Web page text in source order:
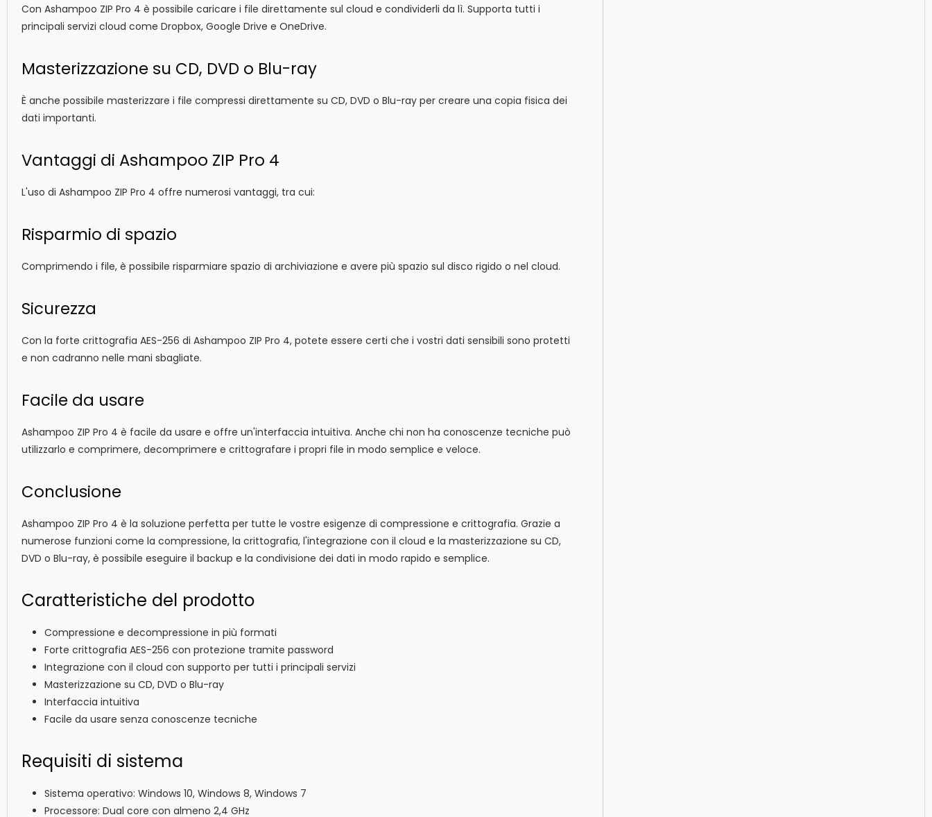
Con Ashampoo ZIP Pro 4 è possibile caricare i file direttamente sul cloud e condividerli da lì. Supporta tutti i
principali servizi cloud come Dropbox, Google Drive e OneDrive.
Masterizzazione su CD, DVD o Blu-ray
È anche possibile masterizzare i file compressi direttamente su CD, DVD o Blu-ray per creare una copia fisica dei
dati importanti.
Vantaggi di Ashampoo ZIP Pro 4
L'uso di Ashampoo ZIP Pro 4 offre numerosi vantaggi, tra cui:
Risparmio di spazio
Comprimendo i file, è possibile risparmiare spazio di archiviazione e avere più spazio sul disco rigido o nel cloud.
Sicurezza
Con la forte crittografia AES-256 di Ashampoo ZIP Pro 4, potete essere certi che i vostri dati sensibili sono protetti
e non cadranno nelle mani sbagliate.
Facile da usare
Ashampoo ZIP Pro 4 è facile da usare e offre un'interfaccia intuitiva. Anche chi non ha conoscenze tecniche può
utilizzarlo e comprimere, decomprimere e crittografare i propri file in modo semplice e veloce.
Conclusione
Ashampoo ZIP Pro 4 è la soluzione perfetta per tutte le vostre esigenze di compressione e crittografia. Grazie a
numerose funzioni come la compressione, la crittografia, l'integrazione con il cloud e la masterizzazione su CD,
DVD o Blu-ray, è possibile eseguire il backup e la condivisione dei dati in modo rapido e semplice.
Caratteristiche del prodotto
Compressione e decompressione in più formati
Forte crittografia AES-256 con protezione tramite password
Integrazione con il cloud con supporto per tutti i principali servizi
Masterizzazione su CD, DVD o Blu-ray
Interfaccia intuitiva
Facile da usare senza conoscenze tecniche
Requisiti di sistema
Sistema operativo: Windows 10, Windows 8, Windows 7
Processore: Dual core con almeno 2,4 GHz